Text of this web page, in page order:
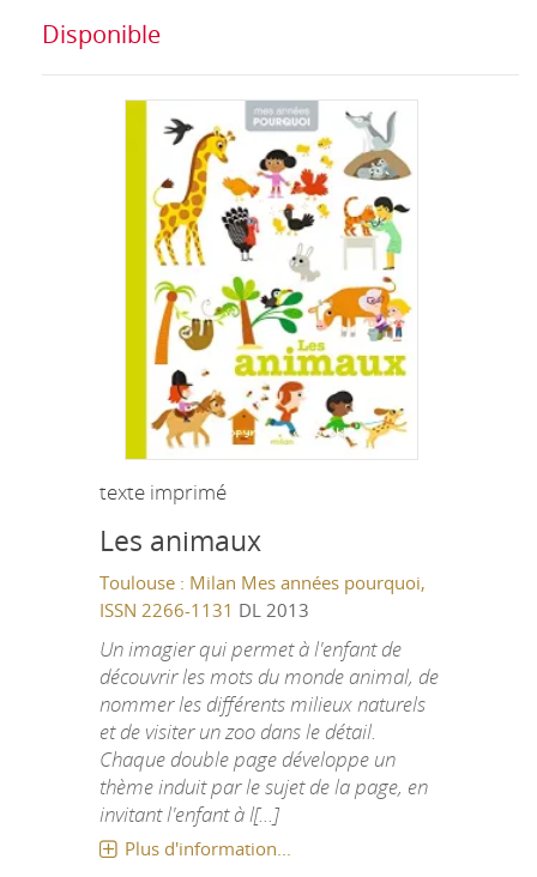
Disponible
texte imprimé
Les animaux
Toulouse : Milan Mes années pourquoi,
ISSN 2266-1131 DL 2013
Un imagier qui permet à l'enfant de
découvrir les mots du monde animal, de
nommer les différents milieux naturels
et de visiter un zoo dans le détail.
Chaque double page développe un
thème induit par le sujet de la page, en
invitant l'enfant à l[...]
Plus d'information...